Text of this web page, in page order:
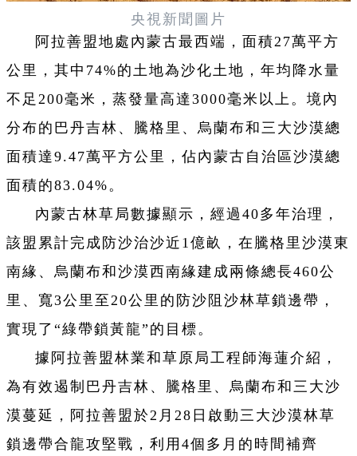
央視新聞圖片
阿拉善盟地處內蒙古最西端，面積27萬平方
公里，其中74%的土地為沙化土地，年均降水量
不足200毫米，蒸發量高達3000毫米以上。境內
分布的巴丹吉林、騰格里、烏蘭布和三大沙漠總
面積達9.47萬平方公里，佔內蒙古自治區沙漠總
面積的83.04%。
內蒙古林草局數據顯示，經過40多年治理，
該盟累計完成防沙治沙近1億畝，在騰格里沙漠東
南緣、烏蘭布和沙漠西南緣建成兩條總長460公
里、寬3公里至20公里的防沙阻沙林草鎖邊帶，
實現了“綠帶鎖黃龍”的目標。
據阿拉善盟林業和草原局工程師海蓮介紹，
為有效遏制巴丹吉林、騰格里、烏蘭布和三大沙
漠蔓延，阿拉善盟於2月28日啟動三大沙漠林草
鎖邊帶合龍攻堅戰，利用4個多月的時間補齊